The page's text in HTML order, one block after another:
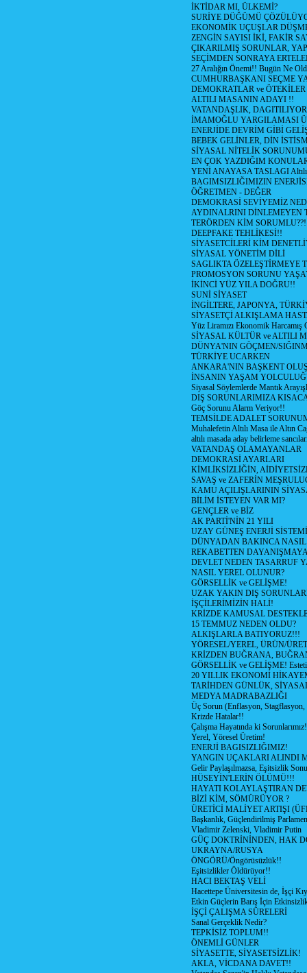
İKTİDAR MI, ÜLKEMİ?
SURİYE DÜĞÜMÜ
EKONOMİK UÇUŞLAR
ZENGİN SAYISI İKİ, FAKİR
ÇIKARILMIŞ SORUNLAR,
SEÇİMDEN SONRAYA
27 Aralığın Önemi!! Bugün Ne
CUMHURBAŞKANI SEÇME
DEMOKRATLAR ve ÖTEKİLER
ALTILI MASANIN ADAYI !!
VATANDAŞLIK,
İMAMOĞLU YARGILAMASI
ENERJİDE DEVRİM GİBİ
BEBEK GELİNLER, DİN
SİYASAL NİTELİK
EN ÇOK YAZDIĞIM
YENİ ANAYASA TASLAGI Altılı
BAGIMSIZLIĞIMIZIN
ÖĞRETMEN - DEĞER
DEMOKRASİ SEVİYEMİZ
AYDINALRINI DİNLEMEYEN
TERÖRDEN KİM
DEEPFAKE TEHLİKESİ!!
SİYASETCİLERİ KİM
SİYASAL YÖNETİM DİLİ
SAGLIKTA ÖZELEŞTİRMEYE
PROMOSYON SORUNU
İKİNCİ YÜZ YILA DOĞRU!!
SUNİ SİYASET
İNGİLTERE, JAPONYA,
SİYASETÇİ ALKIŞLAMA
Yüz Liramızı Ekonomik Harcamış
SİYASAL KÜLTÜR ve ALTILI
DÜNYA'NIN GÖÇMEN/
TÜRKİYE UCARKEN
ANKARA'NIN BAŞKENT
İNSANIN YAŞAM
Siyasal Söylemlerde Mantık
DIŞ SORUNLARIMIZA
Göç Sorunu Alarm Veriyor!!
TEMSİLDE ADALET
Muhalefetin Altılı Masa ile Altın
altılı masada aday belirleme
VATANDAŞ OLAMAYANLAR
DEMOKRASİ AYARLARI
KİMLİKSİZLİĞİN,
SAVAŞ ve ZAFERİN
KAMU AÇILIŞLARININ
BİLİM İSTEYEN VAR MI?
GENÇLER ve BİZ
AK PARTİ'NİN 21 YILI
UZAY GÜNEŞ ENERJİ SİSTEMİ
DÜNYADAN BAKINCA
REKABETTEN
DEVLET NEDEN TASARRUF
NASIL YEREL OLUNUR?
GÖRSELLİK ve GELİŞME!
UZAK YAKIN DIŞ
İŞÇİLERİMİZİN HALİ!
KRİZDE KAMUSAL
15 TEMMUZ NEDEN OLDU?
ALKIŞLARLA BATIYORUZ!!!
YÖRESEL/YEREL, ÜRÜN/
KRİZDEN BUĞRANA,
GÖRSELLİK ve GELİŞME!
20 YILLIK EKONOMİ
TARİHDEN GÜNLÜK,
MEDYA MADRABAZLIĞI
Üç Sorun (Enflasyon, Stagflasyon,
Krizde Hatalar!!
Çalışma Hayatında ki
Yerel, Yöresel Üretim!
ENERJİ BAGISIZLIĞIMIZ!
YANGIN UÇAKLARI ALINDI
Gelir Paylaşılmazsa, Eşitsizlik
HÜSEYİN'LERİN ÖLÜMÜ!!!
HAYATI KOLAYLAŞTIRAN
BİZİ KİM, SÖMÜRÜYOR ?
ÜRETİCİ MALİYET ARTIŞI
Başkanlık, Güçlendirilmiş
Vladimir Zelenski, Vladimir Putin
GÜÇ DOKTRİNİNDEN, HAK
UKRAYNA/RUSYA
ÖNGÖRÜ/Öngörüsüzlük!!
Eşitsizlikler Öldürüyor!!
HACI BEKTAŞ VELİ
Hacettepe Üniversitesin de, İşçi
Etkin Güçlerin Barış İçin
İŞÇİ ÇALIŞMA SÜRELERİ
Sanal Gerçeklik Nedir?
TEPKİSİZ TOPLUM!!
ÖNEMLİ GÜNLER
SİYASETTE, SİYASETSİZLİK!
AKLA, VİCDANA DAVET!!